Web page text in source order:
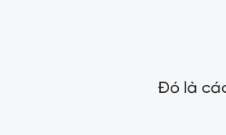
Đó là